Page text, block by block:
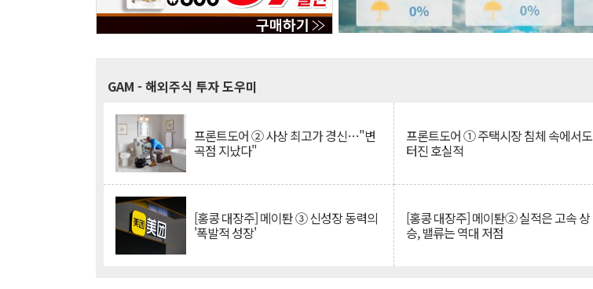
GAM - 해외주식 투자 도우미
프론트도어 ② 사상 최고가 경신…"변
곡점 지났다"
프론트도어 ① 주택시장 침체 속에서도
터진 호실적
[홍콩 대장주] 메이퇀 ③ 신성장 동력의
'폭발적 성장'
[홍콩 대장주] 메이퇀② 실적은 고속 상
승, 밸류는 역대 저점